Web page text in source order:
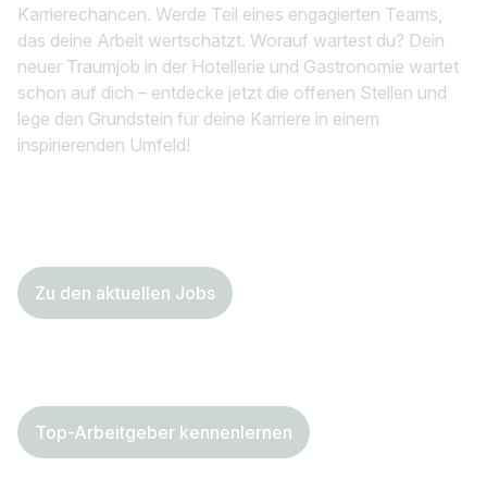
Karrierechancen. Werde Teil eines engagierten Teams,
das deine Arbeit wertschätzt. Worauf wartest du? Dein
neuer Traumjob in der Hotellerie und Gastronomie wartet
schon auf dich – entdecke jetzt die offenen Stellen und
lege den Grundstein für deine Karriere in einem
inspirierenden Umfeld!
Zu den aktuellen Jobs
Top-Arbeitgeber kennenlernen